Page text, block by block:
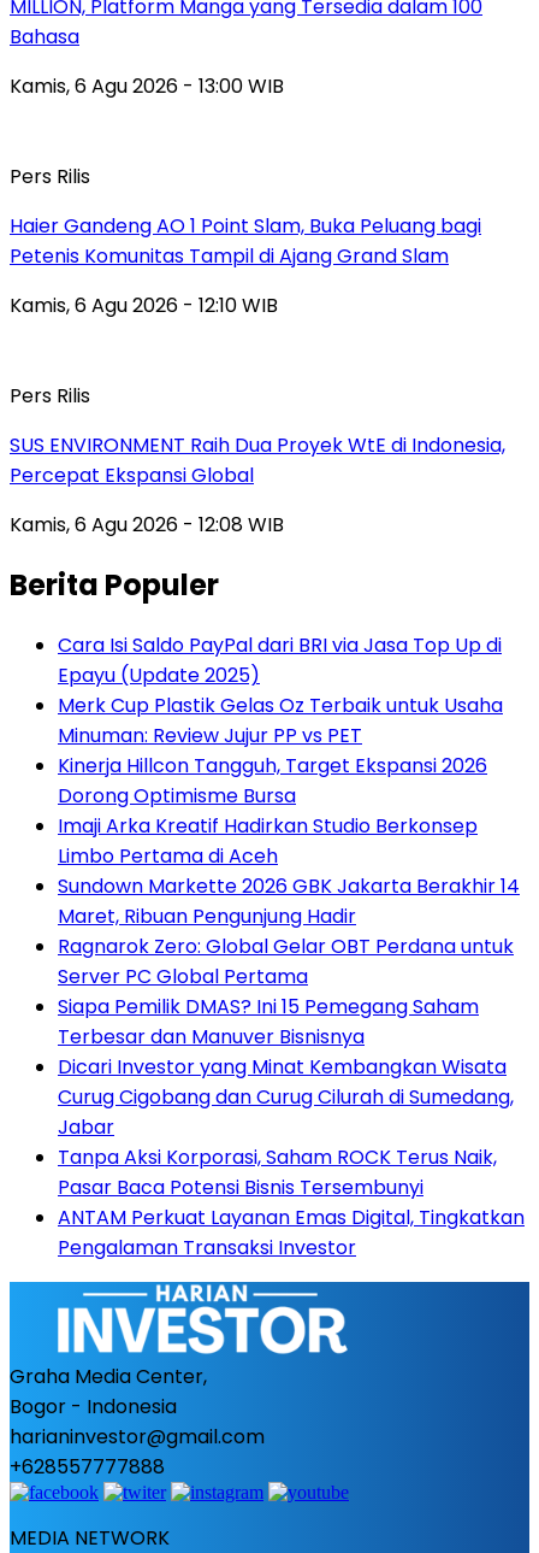
MILLION, Platform Manga yang Tersedia dalam 100
Bahasa
Kamis, 6 Agu 2026 - 13:00 WIB
Pers Rilis
Haier Gandeng AO 1 Point Slam, Buka Peluang bagi
Petenis Komunitas Tampil di Ajang Grand Slam
Kamis, 6 Agu 2026 - 12:10 WIB
Pers Rilis
SUS ENVIRONMENT Raih Dua Proyek WtE di Indonesia,
Percepat Ekspansi Global
Kamis, 6 Agu 2026 - 12:08 WIB
Berita Populer
Cara Isi Saldo PayPal dari BRI via Jasa Top Up di
Epayu (Update 2025)
Merk Cup Plastik Gelas Oz Terbaik untuk Usaha
Minuman: Review Jujur PP vs PET
Kinerja Hillcon Tangguh, Target Ekspansi 2026
Dorong Optimisme Bursa
Imaji Arka Kreatif Hadirkan Studio Berkonsep
Limbo Pertama di Aceh
Sundown Markette 2026 GBK Jakarta Berakhir 14
Maret, Ribuan Pengunjung Hadir
Ragnarok Zero: Global Gelar OBT Perdana untuk
Server PC Global Pertama
Siapa Pemilik DMAS? Ini 15 Pemegang Saham
Terbesar dan Manuver Bisnisnya
Dicari Investor yang Minat Kembangkan Wisata
Curug Cigobang dan Curug Cilurah di Sumedang,
Jabar
Tanpa Aksi Korporasi, Saham ROCK Terus Naik,
Pasar Baca Potensi Bisnis Tersembunyi
ANTAM Perkuat Layanan Emas Digital, Tingkatkan
Pengalaman Transaksi Investor
Graha Media Center,
Bogor - Indonesia
harianinvestor@gmail.com
+628557777888
MEDIA NETWORK